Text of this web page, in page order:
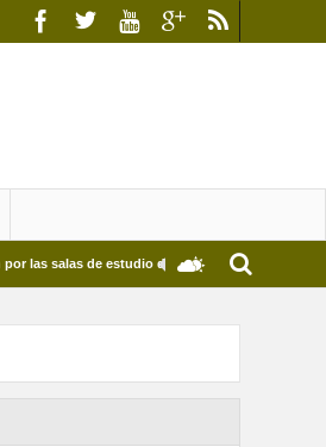
de estudio de las Bibliotecas Municipales y